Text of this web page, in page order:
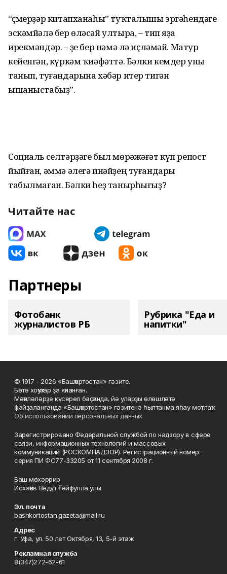
“Үҫмерҙәр китапханаһы” туҡталышы эргәһендәге
эскәмйәлә бер өләсәй ултыра, – тип яҙа
ирекмәндәр. – Үҙе бер нәмә лә иҫләмәй. Матур
кейенгән, күркәм ҡиәфәттә. Бәлки кемдер уны
танып, туғандарына хәбәр итер тигән
ышаныстабыҙ”.
Социаль селтәрҙәге был мөрәжәғәт күп репост
йыйған, әммә әлегә инәйҙең туғандары
табылмаған. Бәлки һеҙ танырһығыҙ?
Читайте нас
Партнеры
Фотобанк
журналистов РБ
Рубрика "Еда и
напитки"
© 1917 - 2026 «Башҡортостан» гәзите.
Бөтә хоҡуҡтар ҙа яҡланған.
Мәҡәләләрҙе күсереп баҫҡанда, йә уларҙы өлөшләтә
файҙаланғанда «Башҡортостан» гәзитенә һылтанма яһау мотлаҡ.
Об использовании персональных данных
Зарегистрировано Федеральной службой по надзору в сфере
связи, информационных технологий и массовых
коммуникаций (РОСКОМНАДЗОР). Регистрационный номер:
серия ПИ ФС77-33205 от 11 сентября 2008 г.
Баш мөхәррир
Исхаҡов Вәдүт Ғәйфулла улы
Эл. почта
bashkortostan.gazeta@mail.ru
Адрес
г. Уфа, ул. 50 лет Октября, 13, 5-й этаж
Рекламная служба
8(347)272-62-61